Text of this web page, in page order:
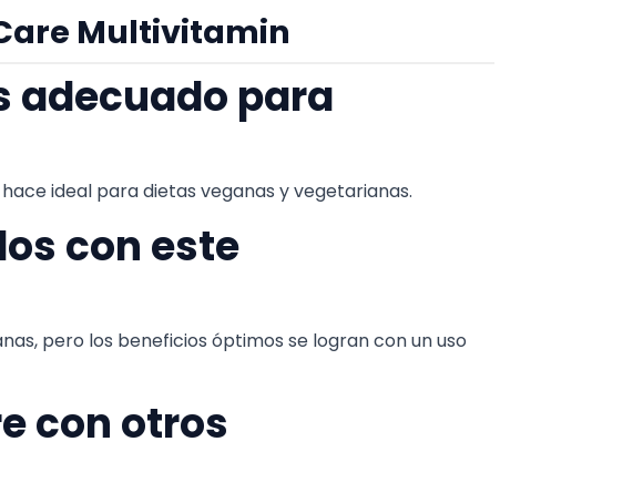
Multivitamin
adecuado para
ideal para dietas veganas y vegetarianas.
con este
pero los beneficios óptimos se logran con un uso
con otros